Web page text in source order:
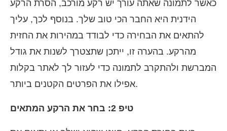
כאשר לתמונה שאתה עורך יש רקע מורכב, הסרת הרקע
הידנית היא החבר הכי טוב שלך. בנוסף לכך, עליך
להתאים את הבחירה כדי לבודד במהירות את החזית
מהרקע. בהערה זו, ייתכן שתצטרך לשנות את גודל
המברשת ולהתקרב לתמונה כדי לעזור לך לאתר בקלות
אפילו את הפרטים הקטנים ביותר.
טיפ 2: בחר את הרקע המתאים